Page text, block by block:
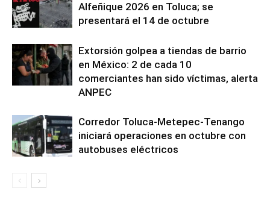
Alfeñique 2026 en Toluca; se
presentará el 14 de octubre
Extorsión golpea a tiendas de barrio
en México: 2 de cada 10
comerciantes han sido víctimas, alerta
ANPEC
Corredor Toluca-Metepec-Tenango
iniciará operaciones en octubre con
autobuses eléctricos